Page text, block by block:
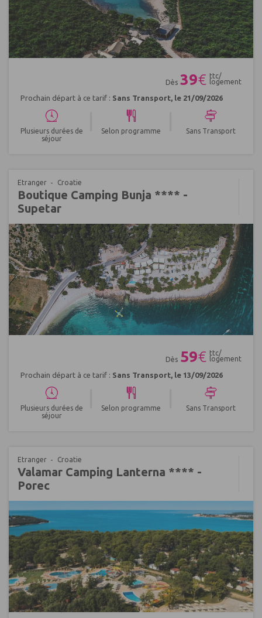
Dès 39€ ttc/
logement
Prochain départ à ce tarif : Sans Transport, le 21/09/2026
Plusieurs durées de
séjour
Selon programme Sans Transport
Etranger Croatie
Boutique Camping Bunja **** -
Supetar
Dès 59€ ttc/
logement
Prochain départ à ce tarif : Sans Transport, le 13/09/2026
Plusieurs durées de
séjour
Selon programme Sans Transport
Etranger Croatie
Valamar Camping Lanterna **** -
Porec